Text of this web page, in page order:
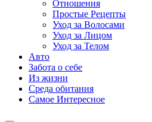
Отношения
Простые Рецепты
Уход за Волосами
Уход за Лицом
Уход за Телом
Авто
Забота о себе
Из жизни
Среда обитания
Самое Интересное